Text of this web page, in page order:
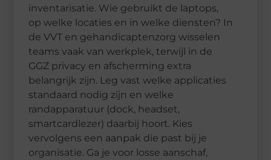
inventarisatie. Wie gebruikt de laptops,
op welke locaties en in welke diensten? In
de VVT en gehandicaptenzorg wisselen
teams vaak van werkplek, terwijl in de
GGZ privacy en afscherming extra
belangrijk zijn. Leg vast welke applicaties
standaard nodig zijn en welke
randapparatuur (dock, headset,
smartcardlezer) daarbij hoort. Kies
vervolgens een aanpak die past bij je
organisatie. Ga je voor losse aanschaf,